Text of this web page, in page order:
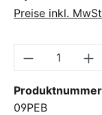
Preise inkl.
Produkt
09PEB